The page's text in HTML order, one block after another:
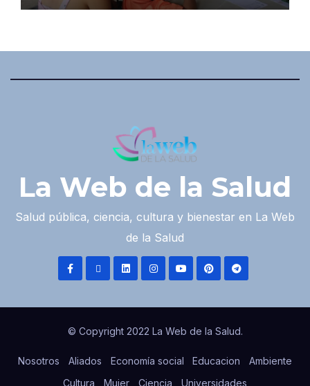
La Web de la Salud
Salud pública, ciencia, cultura y bienestar en La Web
de la Salud
© Copyright 2022 La Web de la Salud.
Nosotros Aliados Economía social Educacion
Ambiente
Cultura
Mujer Ciencia Universidades